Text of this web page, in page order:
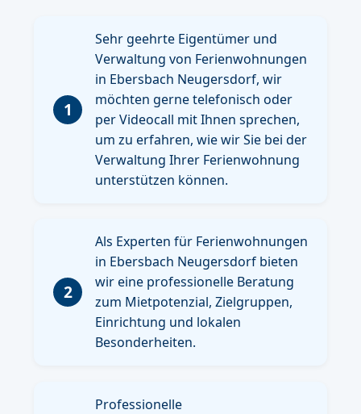
1
Sehr geehrte Eigentümer und
Verwaltung von Ferienwohnungen
in Ebersbach Neugersdorf, wir
möchten gerne telefonisch oder
per Videocall mit Ihnen sprechen,
um zu erfahren, wie wir Sie bei der
Verwaltung Ihrer Ferienwohnung
unterstützen können.
2
Als Experten für Ferienwohnungen
in Ebersbach Neugersdorf bieten
wir eine professionelle Beratung
zum Mietpotenzial, Zielgruppen,
Einrichtung und lokalen
Besonderheiten.
Professionelle